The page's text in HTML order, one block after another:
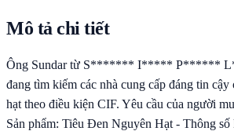
Mô tả chi tiết
Ông Sundar từ S******* I***** P******
đang tìm kiếm các nhà cung cấp đáng tin cậy
hạt theo điều kiện CIF. Yêu cầu của người
Sản phẩm: Tiêu Đen Nguyên Hạt - Thông